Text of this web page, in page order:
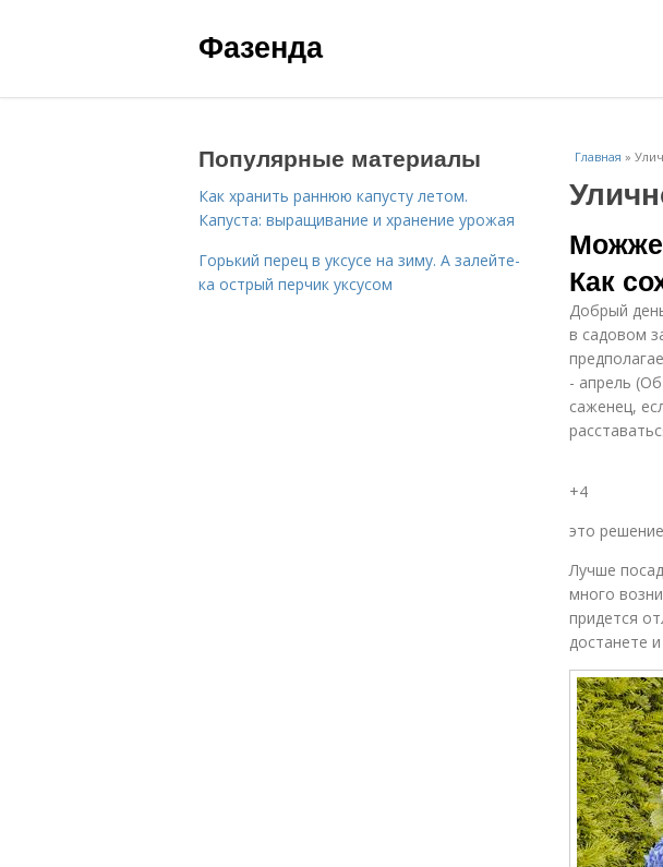
Фазенда
Главная »
Как
Добрый
в садовом
- апрель
саженец,
+4
это решение
Лучше
много
придется
достанете
Популярные материалы
Как хранить раннюю капусту летом.
Капуста: выращивание и хранение урожая
Горький перец в уксусе на зиму. А залейте-
ка острый перчик уксусом